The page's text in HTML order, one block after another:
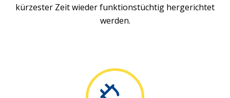
kürzester Zeit wieder funktionstüchtig hergerichtet
werden.